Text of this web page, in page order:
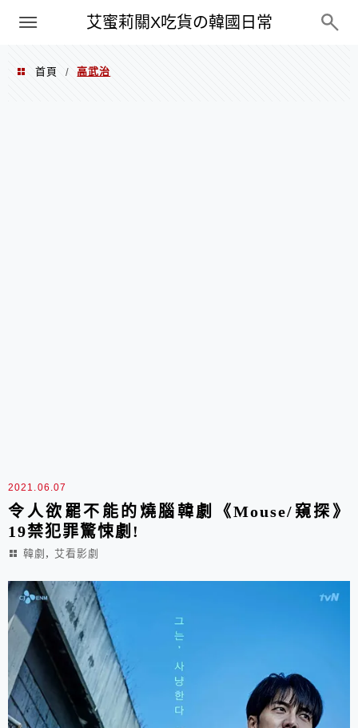
艾蜜莉關X吃貨の韓國日常
PXN
首頁 / 高武治
2021.06.07
令人欲罷不能的燒腦韓劇《Mouse/窺探》
19禁犯罪驚悚劇!
韓劇 , 艾看影劇